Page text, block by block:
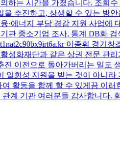
하는 시간을 가졌습니다. 조희
을 추진하고, 상생할 수 있는 방
·에너지 부담 경감 지원 사업
중소기업 조사, 통계 DB화
이종휘 경
성화재단과 같은 상권 전문 관
진 이전으로 돌아가버리는 일도
일회성 지원을 받는 것이 아니
활동을 함께 할 수 있게끔 이
계 기관 여러분들 감사합니다